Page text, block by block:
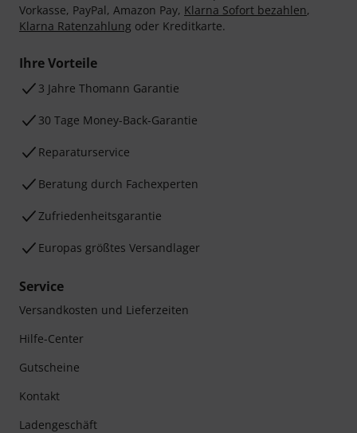
Vorkasse, PayPal, Amazon Pay, Klarna Sofort bezahlen,
Klarna Ratenzahlung oder Kreditkarte.
Ihre Vorteile
3 Jahre Thomann Garantie
30 Tage Money-Back-Garantie
Reparaturservice
Beratung durch Fachexperten
Zufriedenheitsgarantie
Europas größtes Versandlager
Service
Versandkosten und Lieferzeiten
Hilfe-Center
Gutscheine
Kontakt
Ladengeschäft